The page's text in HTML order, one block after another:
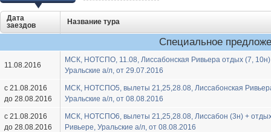
Дата
заездов
Название тура
Специальное
11.08.2016
МСК, HOTСПО, 11.08, Лиссабонская Ривьера отдых (7,
Уральские а/л, от 29.07.2016
с 21.08.2016
до 28.08.2016
МСК, HOTСПО5, вылеты 21,25,28.08, Лиссабонская
Уральские а/л, от 08.08.2016
с 21.08.2016
до 28.08.2016
МСК, HOTСПО6, вылеты 21,25,28.08, Лиссабон (3н) +
Ривьере, Уральские а/л, от 08.08.2016